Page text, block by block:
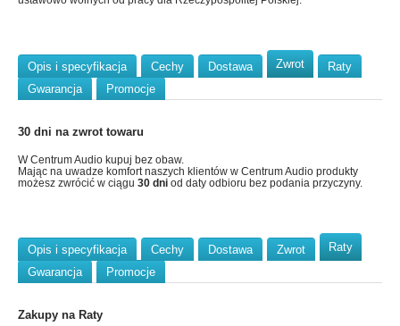
Opis i specyfikacja Cechy Dostawa Zwrot
Raty
Gwarancja
Promocje
30 dni na zwrot towaru
W Centrum Audio kupuj bez obaw.
Mając na uwadze komfort naszych klientów w Centrum Audio produkty
możesz zwrócić w ciągu 30 dni od daty odbioru bez podania przyczyny.
Opis i specyfikacja Cechy Dostawa Zwrot
Raty
Gwarancja
Promocje
Zakupy na Raty